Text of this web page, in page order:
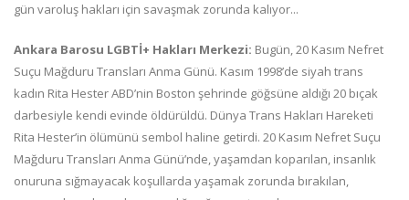
gün varoluş hakları için savaşmak zorunda kalıyor...
Ankara Barosu LGBTİ+ Hakları Merkezi: Bugün, 20 Kasım Nefret
Suçu Mağduru Transları Anma Günü. Kasım 1998’de siyah trans
kadın Rita Hester ABD’nin Boston şehrinde göğsüne aldığı 20 bıçak
darbesiyle kendi evinde öldürüldü. Dünya Trans Hakları Hareketi
Rita Hester’in ölümünü sembol haline getirdi. 20 Kasım Nefret Suçu
Mağduru Transları Anma Günü’nde, yaşamdan koparılan, insanlık
onuruna sığmayacak koşullarda yaşamak zorunda bırakılan,